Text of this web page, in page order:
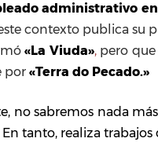
administrativo en
contexto publica su
«La Viuda»,pero que
por «Terra do Pecado.»
no sabremos nada
En tanto, realiza